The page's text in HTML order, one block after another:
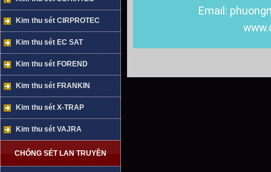
Kim thu sét CIRPROTEC
Kim thu sét EC SAT
Kim thu sét FOREND
Kim thu sét FRANKIN
Kim thu sét X-TRAP
Kim thu sét VAJRA
CHỐNG SÉT LAN TRUYỀN
Email: